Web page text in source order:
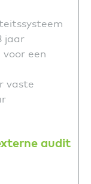
jaar
een
vaste
audit